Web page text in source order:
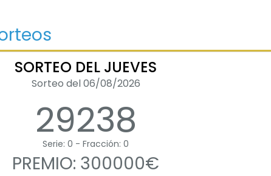
SORTEO DEL JUEVES
Sorteo del 06/08/2026
29238
Serie: 0 - Fracción: 0
PREMIO: 300000€